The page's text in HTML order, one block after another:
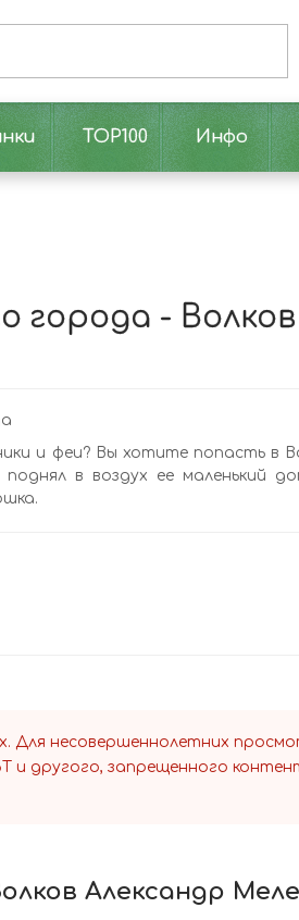
TOP100 Инфо
города -
и феи? Вы хотите попасть в
в воздух ее маленький
Для несовершеннолетних
и другого, запрещенного
Александр